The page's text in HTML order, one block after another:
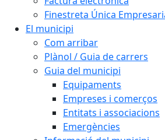
Finestreta Única
El municipi
Com arribar
Plànol / Guia de carrers
Guia del municipi
Equipaments
Empreses i comerços
Entitats i associacions
Emergències